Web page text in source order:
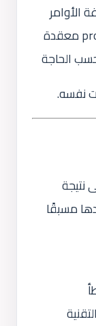
الأوامر
الحاجة
نفسه.
نتيجة
مسبقًا